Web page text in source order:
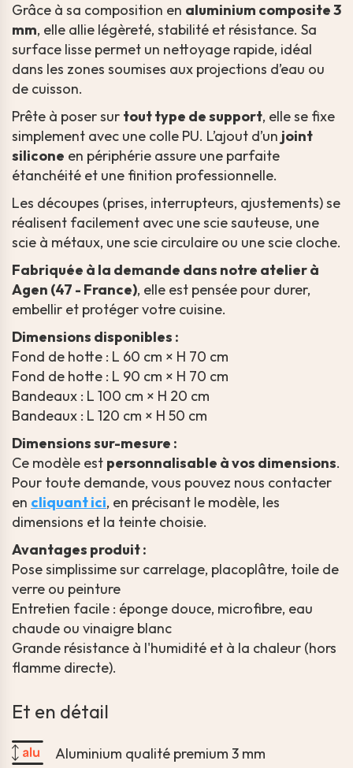
Grâce à sa composition en aluminium composite 3
mm, elle allie légèreté, stabilité et résistance. Sa
surface lisse permet un nettoyage rapide, idéal
dans les zones soumises aux projections d’eau ou
de cuisson.
Prête à poser sur tout type de support, elle se fixe
simplement avec une colle PU. L’ajout d’un joint
silicone en périphérie assure une parfaite
étanchéité et une finition professionnelle.
Les découpes (prises, interrupteurs, ajustements) se
réalisent facilement avec une scie sauteuse, une
scie à métaux, une scie circulaire ou une scie cloche.
Fabriquée à la demande dans notre atelier à
Agen (47 - France), elle est pensée pour durer,
embellir et protéger votre cuisine.
Dimensions disponibles :
Fond de hotte : L 60 cm × H 70 cm
Fond de hotte : L 90 cm × H 70 cm
Bandeaux : L 100 cm × H 20 cm
Bandeaux : L 120 cm × H 50 cm
Dimensions sur-mesure :
Ce modèle est personnalisable à vos dimensions.
Pour toute demande, vous pouvez nous contacter
en cliquant ici, en précisant le modèle, les
dimensions et la teinte choisie.
Avantages produit :
Pose simplissime sur carrelage, placoplâtre, toile de
verre ou peinture
Entretien facile : éponge douce, microfibre, eau
chaude ou vinaigre blanc
Grande résistance à l'humidité et à la chaleur (hors
flamme directe).
Et en détail
Aluminium qualité premium 3 mm